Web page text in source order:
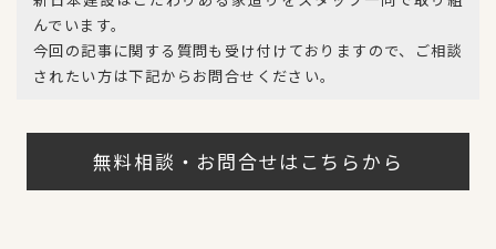
o
o
k
e
r
んでいます。
今回の記事に関する質問も受け付けておりますので、ご相談
されたい方は下記からお問合せください。
無料相談・お問合せはこちらから